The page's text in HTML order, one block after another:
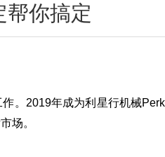
帮你搞定
。2019年成为利星行机械
场。